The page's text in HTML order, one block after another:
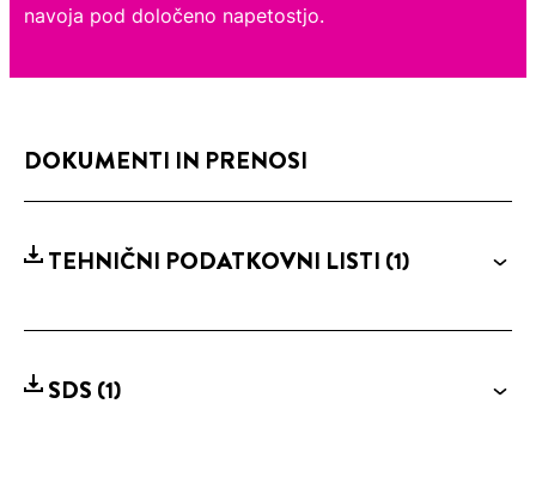
navoja pod določeno napetostjo.
DOKUMENTI IN PRENOSI
TEHNIČNI PODATKOVNI LISTI (1)
SDS (1)